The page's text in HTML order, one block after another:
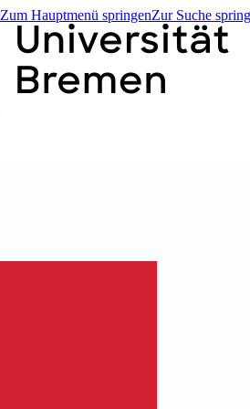
Zum Hauptmenü springenZur Suche